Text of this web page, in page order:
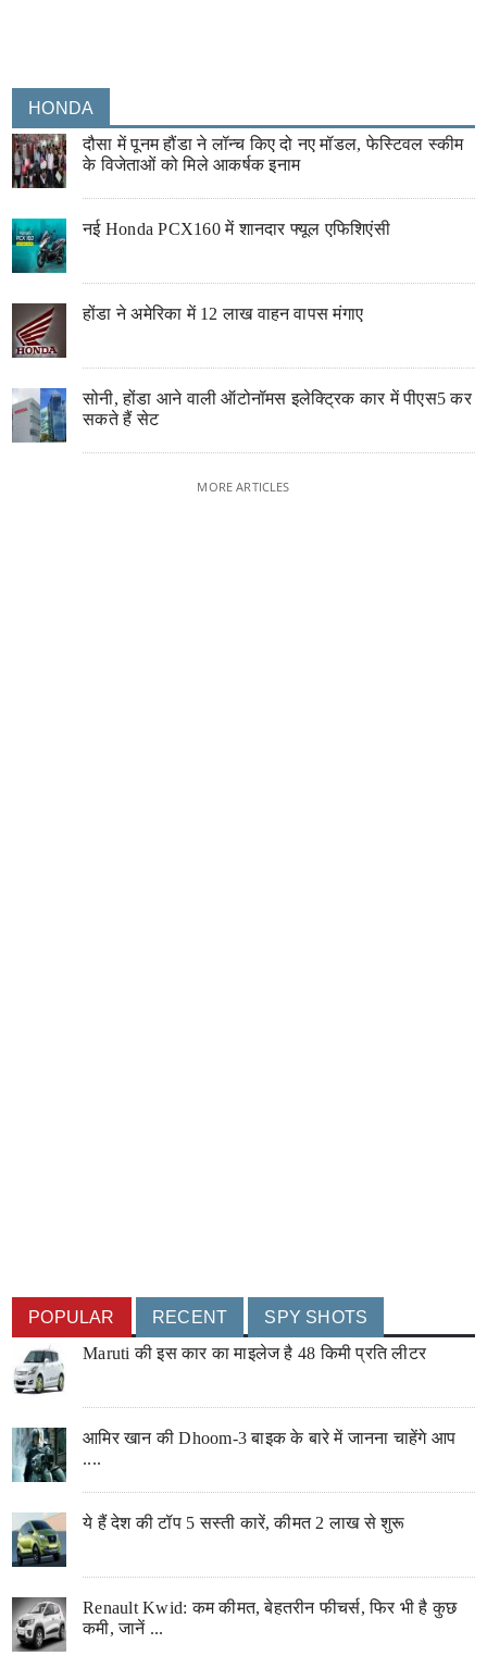
HONDA
दौसा में पूनम हौंडा ने लॉन्च किए दो नए मॉडल, फेस्टिवल स्कीम
के विजेताओं को मिले आकर्षक इनाम
नई Honda PCX160 में शानदार फ्यूल एफिशिएंसी
होंडा ने अमेरिका में 12 लाख वाहन वापस मंगाए
सोनी, होंडा आने वाली ऑटोनॉमस इलेक्ट्रिक कार में पीएस5 कर
सकते हैं सेट
MORE ARTICLES
POPULAR RECENT
SPY SHOTS
Maruti की इस कार का माइलेज है 48 किमी प्रति लीटर
आमिर खान की Dhoom-3 बाइक के बारे में जानना चाहेंगे आप
....
ये हैं देश की टॉप 5 सस्ती कारें, कीमत 2 लाख से शुरू
Renault Kwid: कम कीमत, बेहतरीन फीचर्स, फिर भी है कुछ
कमी, जानें ...